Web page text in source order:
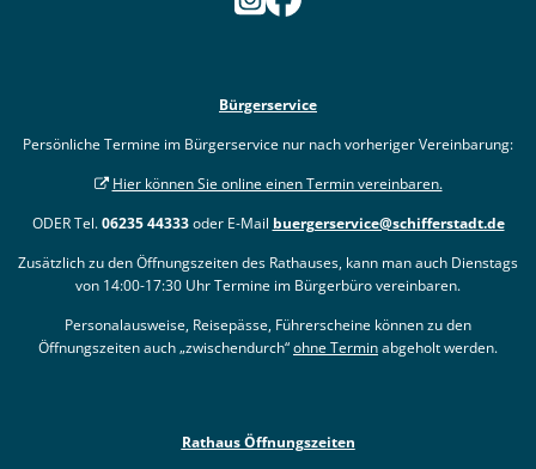
Bürgerservice
Persönliche Termine im Bürgerservice nur nach vorheriger Vereinbarung:
Hier können Sie online einen Termin vereinbaren.
ODER Tel.06235 44333oder E-Mail buergerservice@schifferstadt.de
Zusätzlich zu den Öffnungszeiten des Rathauses, kann man auch Dienstags
von 14:00-17:30 Uhr Termine im Bürgerbüro vereinbaren.
Personalausweise, Reisepässe, Führerscheine können zu den
Öffnungszeiten auch „zwischendurch“ohne Terminabgeholt werden.
Rathaus Öffnungszeiten